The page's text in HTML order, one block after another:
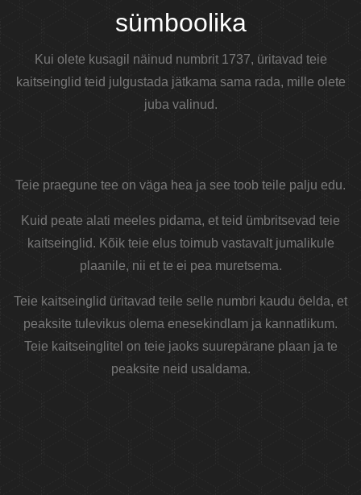
sümboolika
Kui olete kusagil näinud numbrit 1737, üritavad teie
kaitseinglid teid julgustada jätkama sama rada, mille olete
juba valinud.
Teie praegune tee on väga hea ja see toob teile palju edu.
Kuid peate alati meeles pidama, et teid ümbritsevad teie
kaitseinglid. Kõik teie elus toimub vastavalt jumalikule
plaanile, nii et te ei pea muretsema.
Teie kaitseinglid üritavad teile selle numbri kaudu öelda, et
peaksite tulevikus olema enesekindlam ja kannatlikum.
Teie kaitseinglitel on teie jaoks suurepärane plaan ja te
peaksite neid usaldama.